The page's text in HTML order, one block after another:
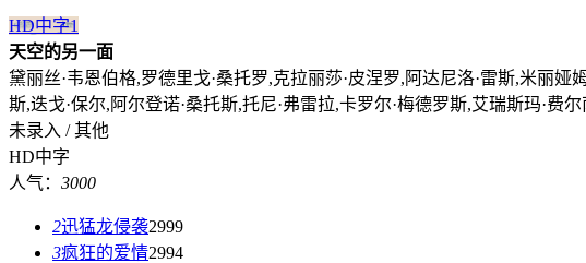
HD中字1
天空的另一面
黛丽丝·韦恩伯格,罗德里戈·桑托罗,克拉丽莎·皮涅罗,阿达尼洛·雷斯,米丽娅
斯,迭戈·保尔,阿尔登诺·桑托斯,托尼·弗雷拉,卡罗尔·梅德罗斯,艾瑞斯玛·费
未录入 / 其他
HD中字
人气： 3000
2迅猛龙侵袭2999
3疯狂的爱情2994